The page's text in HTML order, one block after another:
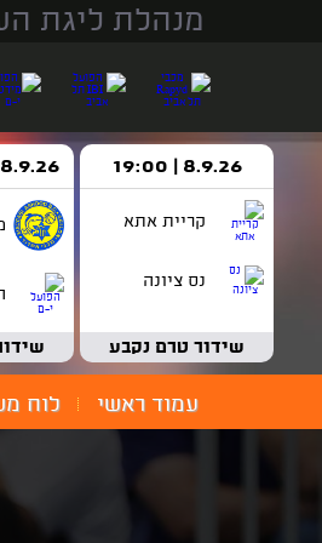
מנהלת ליגת
8.9.26 | 19:00
קריית אתא
נס ציונה
שידור טרם נקבע
8.9.26 | טרם נקבע
עמוד ראשי לוח